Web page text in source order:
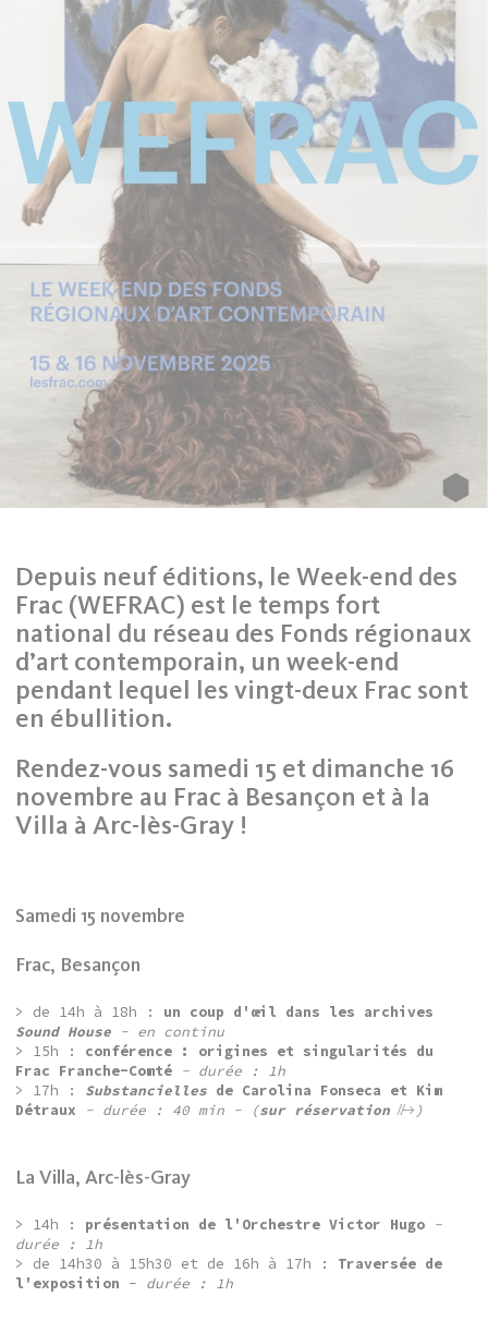
Depuis neuf éditions, le Week-end des
Frac (WEFRAC) est le temps fort
national du réseau des Fonds régionaux
d’art contemporain, un week-end
pendant lequel les vingt-deux Frac sont
en ébullition.
Rendez-vous samedi 15 et dimanche 16
novembre au Frac à Besançon et à la
Villa à Arc-lès-Gray !
Samedi 15 novembre
Frac, Besançon
> de 14h à 18h : un coup d'œil dans les archives
Sound House - en continu
> 15h : conférence : origines et singularités du
Frac Franche-Comté - durée : 1h
> 17h : Substancielles de Carolina Fonseca et Kim
Détraux - durée : 40 min - (sur réservation )
La Villa, Arc-lès-Gray
> 14h : présentation de l'Orchestre Victor Hugo -
durée : 1h
> de 14h30 à 15h30 et de 16h à 17h : Traversée de
l'exposition - durée : 1h